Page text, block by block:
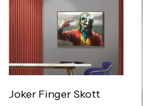
Joker Finger Skott